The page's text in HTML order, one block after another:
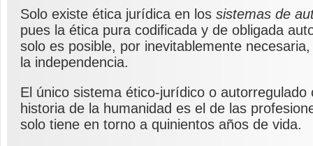
Solo existe ética jurídica en los sistemas de
pues la ética pura codificada y de obligada
solo es posible, por inevitablemente
la independencia.
El único sistema ético-jurídico o autorregulado
historia de la humanidad es el de las
solo tiene en torno a quinientos años de vida.